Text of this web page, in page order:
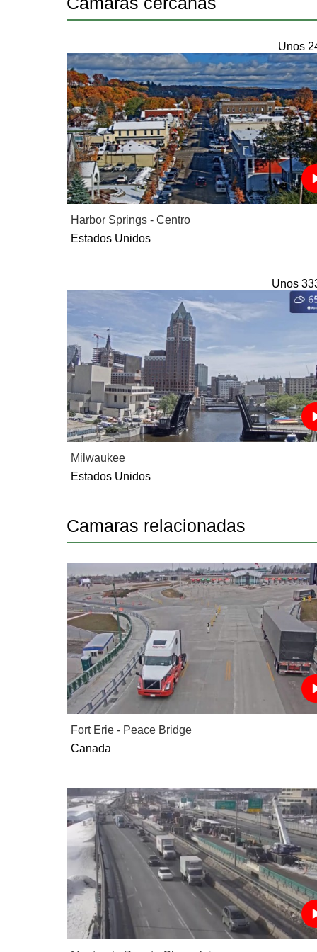
Unos
Harbor Springs - Centro
Estados Unidos
Unos
Milwaukee
Estados Unidos
Camaras relacionadas
Fort Erie - Peace Bridge
Canada